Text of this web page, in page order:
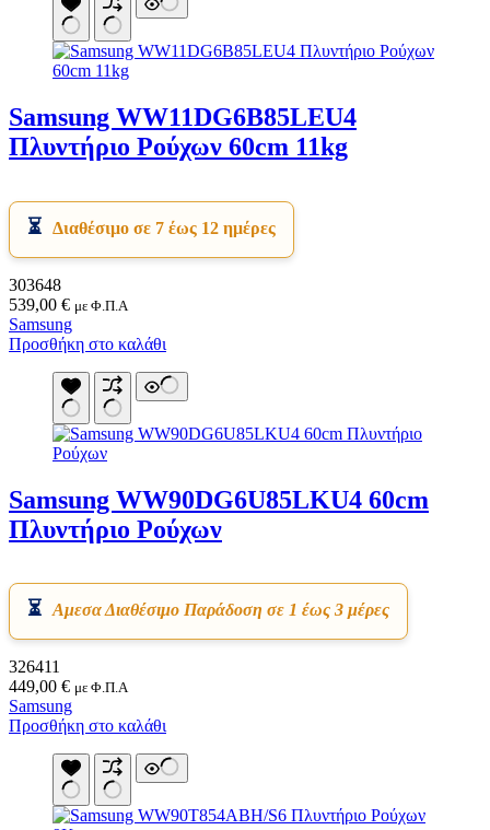
Samsung WW11DG6B85LEU4
Πλυντήριο Ρούχων 60cm 11kg
Διαθέσιμο σε 7 έως 12 ημέρες
303648
539,00 € με Φ.Π.Α
Samsung
Προσθήκη στο καλάθι
Samsung WW90DG6U85LKU4 60cm
Πλυντήριο Ρούχων
Αμεσα Διαθέσιμο Παράδοση σε 1 έως 3 μέρες
326411
449,00 € με Φ.Π.Α
Samsung
Προσθήκη στο καλάθι